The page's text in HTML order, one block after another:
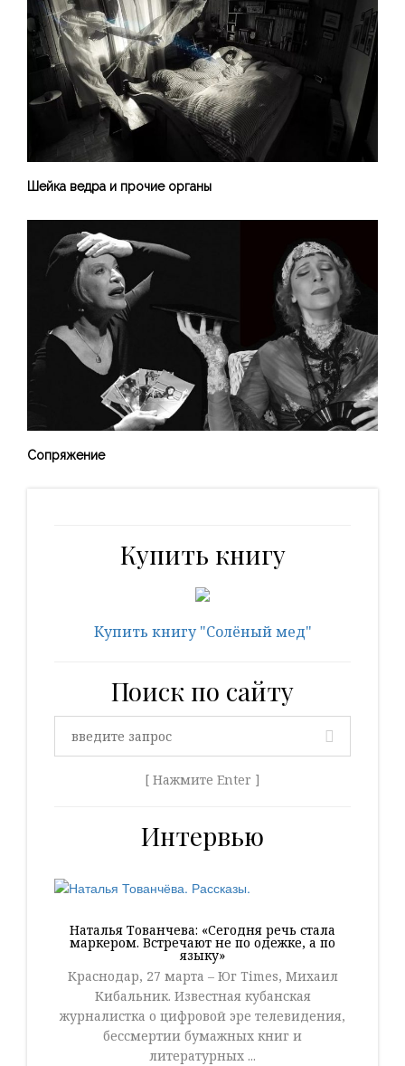
Шейка ведра и прочие органы
Сопряжение
Купить книгу
Купить книгу "Солёный мед"
Поиск по сайту
[ Нажмите Enter ]
Интервью
Наталья Тованчева: «Сегодня речь стала
маркером. Встречают не по одежке, а по
языку»
Краснодар, 27 марта – Юг Times, Михаил
Кибальник. Известная кубанская
журналистка о цифровой эре телевидения,
бессмертии бумажных книг и
литературных ...